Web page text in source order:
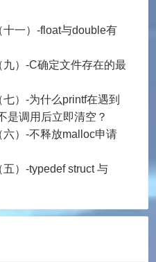
full, error
= ele;
+ 1) %
q, int* ele) {
q->rear && q-
empty, error
+ 1) %
2个，进4个：);
pos < QUEUE_LENGTH +
qBin, pos);
pos);
< 2; pos++) {
qBin);
dequeue\n, value);
pos < QUEUE_LENGTH +
qBin, pos);
pos);
一）-float与double有
）-C确定文件存在的最
）-为什么printf在遇到
是调用后立即清空？
）-不释放malloc申请
）-typedef struct 与